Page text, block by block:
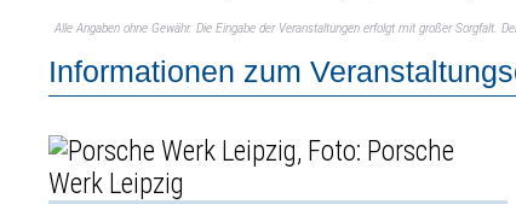
Alle Angaben ohne Gewähr. Die Eingabe der Veranstaltungen erfolgt mit großer
Informationen zum